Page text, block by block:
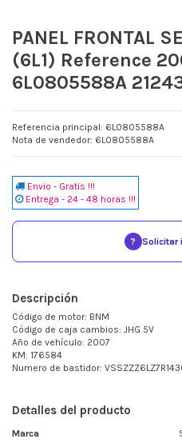
PANEL FRONTAL
(6L1) Reference
6L0805588A
Referencia principal: 6L0805588A
Nota de vendedor: 6L0805588A
Envio - Gratis !!!
Entrega - 24 - 48 horas !!!
? Solicitar
Descripción
Código de motor: BNM
Código de caja cambios: JHG 5V
Año de vehículo: 2007
KM: 176584
Numero de bastidor:
Detalles del producto
Marca